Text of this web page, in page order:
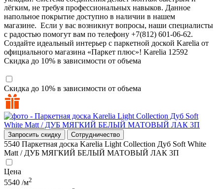
лёгким, не требуя профессиональных навыков. Данное
напольное покрытие доступно в наличии в нашем
магазине. Если у вас возникнут вопросы, наши специалисты
с радостью помогут вам по телефону +7(812) 601-06-62.
Создайте идеальный интерьер с паркетной доской Karelia от
официального магазина «Паркет плюс»! Karelia 12592
Скидка до 10% в зависимости от объема
Скидка до 10% в зависимости от объема
Запросить скидку Сотрудничество
5540 Паркетная доска Karelia Light Collection Дуб Soft White
Matt / ДУБ МЯГКИЙ БЕЛЫЙ МАТОВЫЙ ЛАК 3П
Цена
5540 /м2